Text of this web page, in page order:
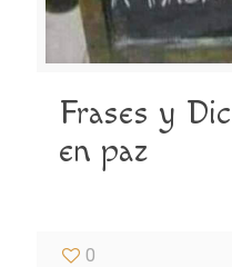
Frases y
en paz
0